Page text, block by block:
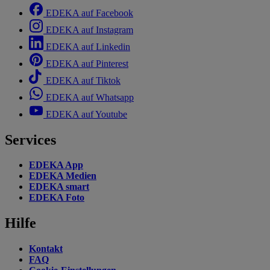
EDEKA auf Facebook
EDEKA auf Instagram
EDEKA auf Linkedin
EDEKA auf Pinterest
EDEKA auf Tiktok
EDEKA auf Whatsapp
EDEKA auf Youtube
Services
EDEKA App
EDEKA Medien
EDEKA smart
EDEKA Foto
Hilfe
Kontakt
FAQ